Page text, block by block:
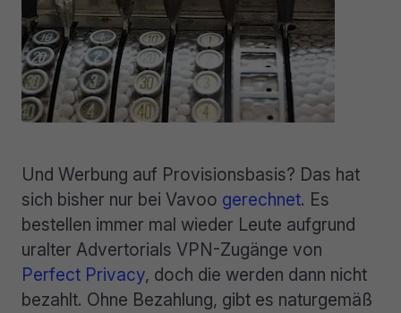
Und Werbung auf Provisionsbasis? Das hat
sich bisher nur bei Vavoo gerechnet. Es
bestellen immer mal wieder Leute aufgrund
uralter Advertorials VPN-Zugänge von
Perfect Privacy, doch die werden dann nicht
bezahlt. Ohne Bezahlung, gibt es naturgemäß